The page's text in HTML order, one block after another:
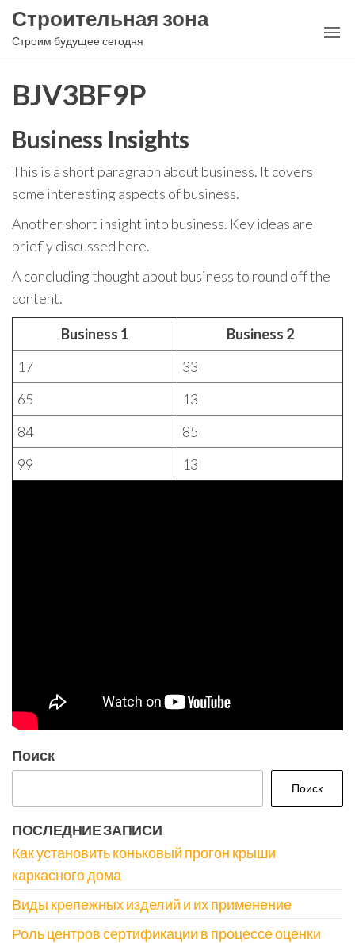
Перейти
Строительная зона
Строим будущее сегодня
BJV3BF9P
Business Insights
This is a short paragraph about business. It covers
some interesting aspects of business.
Another short insight into business. Key ideas are
briefly discussed here.
A concluding thought about business to round off the
content.
Business 1
Business 2
17
33
65
13
84
85
99
13
Поиск
Поиск
ПОСЛЕДНИЕ ЗАПИСИ
Как установить коньковый прогон крыши
каркасного дома
Виды крепежных изделий и их применение
Роль центров сертификации в процессе оценки